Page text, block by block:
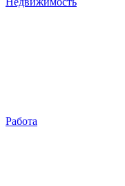
Работа